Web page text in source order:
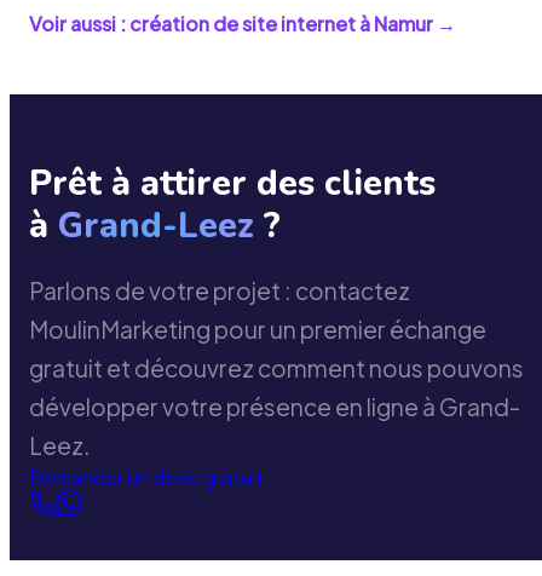
Voir aussi : création de site internet àNamur →
Prêt à attirer des clients
à Grand-Leez ?
Parlons de votre projet : contactez
MoulinMarketing pour un premier échange
gratuit et découvrez comment nous pouvons
développer votre présence en ligne à Grand-
Leez.
Demander un devis gratuit→